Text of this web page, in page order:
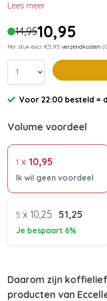
Lees meer
14,9510,95
Per stuk excl. €5,95 verzendkosten
Voor 22:00 besteld =
Volume voordeel
1 x 10,95
Ik wil geen voordeel
5 x 10,25 51,25
Je bespaart 6%
Daarom zijn
producten van